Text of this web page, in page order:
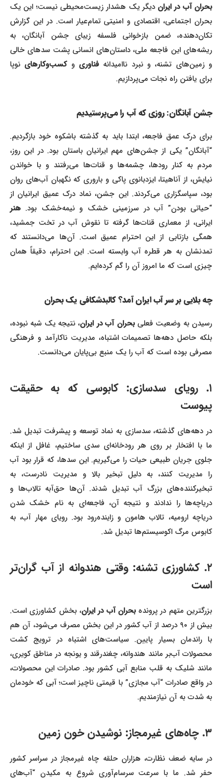
بحران آب در ایران دیگر یک هشدار زیست‌محیطی نیست؛ این یک
بحران اجتماعی، اقتصادی و امنیتی تمام‌عیار است. در این گزارش
تکان‌دهنده، ضمن بازخوانی فلسفه زیبای جشن آبانگان، به
ریشه‌های این فاجعه ملی، داستان‌های انسانی پشت سدهای خالی
و زمین‌های تشنه، و نبرد ناامیدانه فناوری وکسب‌وکارهای نوپا
برای یافتن راه نجات می‌پردازیم.
جشن آبانگان: روزی که آب را می‌پرستیدیم
برای درک عمق فاجعه، ابتدا باید به گذشته باشکوه خود بازگردیم.
“آبانگان” یکی از جشن‌های مهم ایرانیان باستان بود. در این روز،
مردم به کنار رودها، چشمه‌ها و قنات‌ها می‌رفتند و با خواندن
نیایش، از آناهیتا، ایزدبانوی پاکی و باروری که نگهبان آب‌های روان
بود، سپاسگزاری می‌کردند. این جشن، نماد درک عمیق ایرانیان از
“حیاتی بودن” آب در سرزمینی خشک و نیمه‌خشک بود. هنر
ایرانی، از معماری قنات‌ها گرفته تا نقوش آب در تخت جمشید،
همگی بازتابی از این احترام عمیق است. آن‌ها می‌دانستند که
تمدنشان به هر قطره آب وابسته است. این احترام، دقیقاً همان
چیزی است که ما امروز آن را گم کرده‌ایم.
چه بلایی بر سر آب ایران آمد؟ کالبدشکافی یک بحران
رسیدن به وضعیت فعلیبحران آب در ایران، نتیجه یک شبه نبوده،
بلکه حاصل دهه‌ها تصمیمات اشتباه، مدیریت ناکارآمد و فرهنگی
مصرفی بوده است که آب را یک منبع بی‌پایان می‌دانست.
۱. رویای سدسازی: کابوسی که به حقیقت
پیوست
در دهه‌های گذشته، سدسازی به نماد توسعه و پیشرفت تبدیل شد.
ما با افتخار بر روی هر رودخانه‌ای سدی ساختیم، غافل از اینکه
جلوی جریان طبیعی حیات را می‌گیریم. این سدها، که قرار بود آب
را مدیریت کنند، به دلیل تبخیر بالا و مدیریت نادرست، به
تبخیرکننده‌های بزرگ آب تبدیل شدند. آن‌ها حق‌آبه تالاب‌ها و
دریاچه‌ها را ندادند و نتیجه آن، فاجعه‌ای به نام خشک شدن
دریاچه ارومیه، تالاب هامون و زاینده‌رود بود. رویای مهار آب، به
کابوس مرگ اکوسیستم‌ها تبدیل شد.
۲. کشاورزی تشنه: وقتی هندوانه از آب گران‌تر
است
بزرگترین متهم در پروندهبحران آب در ایران، بخش کشاورزی است.
بیش از ۹۰ درصد از آب کشور در این بخش مصرف می‌شود، آن هم
با راندمان بسیار پایین. سیاست‌های اشتباه در ترویج کشت
محصولات آب‌بر مانند هندوانه، چغندرقند و یونجه در مناطق کویری،
مانند شلیک به قلب منابع آبی کشور بود. صادرات این محصولات،
در واقع صادرات “آب مجازی” با قیمتی ناچیز است؛ آبی که خودمان
به شدت به آن نیازمندیم.
۳. چاه‌های غیرمجاز: نوشیدن خون زمین
در سایه ضعف نظارت، هزاران حلقه چاه غیرمجاز در سراسر کشور
حفر شد. ما با سرعت سرسام‌آوری شروع به مکیدن “آب‌های